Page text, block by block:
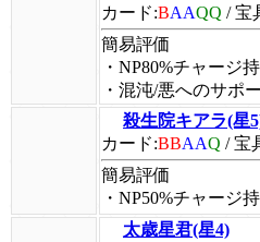
カード:BAAQQ /宝
簡易評価
・NP80%チャージ
・混沌/悪へのサポ
殺生院キアラ(星
カード:BBAAQ /宝
簡易評価
・NP50%チャージ
太歳星君(星4)